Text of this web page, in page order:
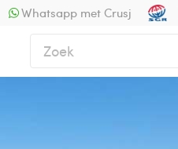
Whatsapp met Crusj